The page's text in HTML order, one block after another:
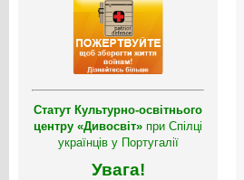
Статут Культурно-освітнього
центру «Дивосвіт» при Спілці
українців у Португалії
Увага!